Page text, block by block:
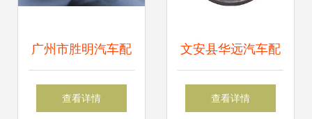
广州市胜明汽车配
件 起动机驱动汽车
查看详情
文安县华远汽车配
件 汽车座椅座盆的
查看详情